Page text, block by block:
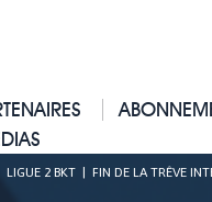
LIGUE 2 BKT FIN DE LA TRÊVE